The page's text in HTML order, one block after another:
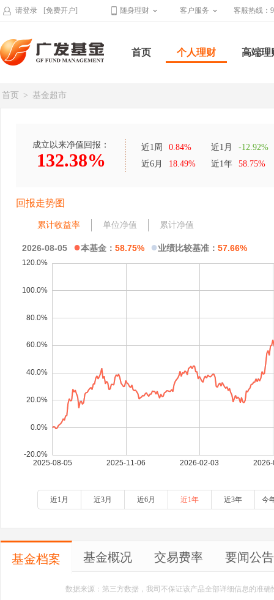
请登录 [免费开户] 随身理财 客户服务 客服热线：
首页 个人理财 高端理
首页 > 基金超市
成立以来净值回报：
132.38%
近1周 0.84% 近1月
-12.92%
近6月
18.49% 近1年 58.75%
回报走势图
累计收益率 单位净值 累计净值
2026-08-05 ●本基金： 58.75% ●业绩比较基准： 57.66%
近1月 近3月 近6月 近1年 近3年 今
基金档案 基金概况 交易费率 要闻公告
数据来源：第三方数据，我司不保证该产品全部详细信息的准